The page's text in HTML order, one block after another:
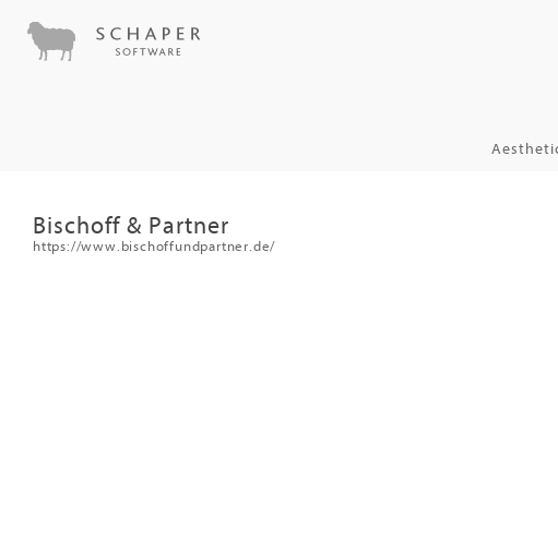
Bischoff & Partner
https://www.bischoffundpartner.de/